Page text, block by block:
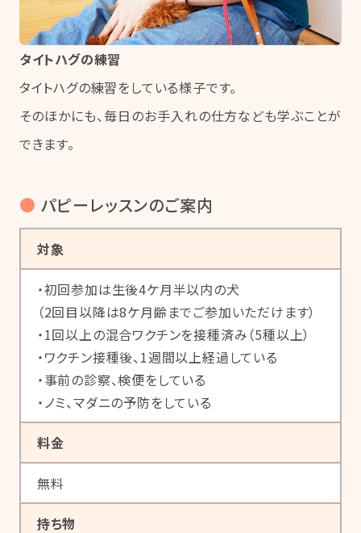
タイトハグの練習
タイトハグの練習をしている様子です。
そのほかにも、毎日のお手入れの仕方なども学ぶことが
できます。
● パピーレッスンのご案内
対象
・初回参加は生後4ケ月半以内の犬
（2回目以降は8ケ月齢までご参加いただけます）
・1回以上の混合ワクチンを接種済み（5種以上）
・ワクチン接種後、1週間以上経過している
・事前の診察、検便をしている
・ノミ、マダニの予防をしている
料金
無料
持ち物